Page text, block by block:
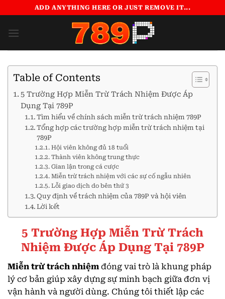
qua
nội
ADD ANYTHING HERE OR JUST REMOVE IT...
Table of Contents
5 Trường Hợp Miễn Trừ Trách Nhiệm Được Áp
Dụng Tại 789P
Tìm hiểu về chính sách miễn trừ trách nhiệm 789P
Tổng hợp các trường hợp miễn trừ trách nhiệm tại
789P
Hội viên không đủ 18 tuổi
Thành viên không trung thực
Gian lận trong cá cược
Miễn trừ trách nhiệm với các sự cố ngẫu nhiên
Lỗi giao dịch do bên thứ 3
Quy định về trách nhiệm của 789P và hội viên
Lời kết
5 Trường Hợp Miễn Trừ Trách
Nhiệm Được Áp Dụng Tại 789P
Miễn trừ trách nhiệm đóng vai trò là khung pháp
lý cơ bản giúp xây dựng sự minh bạch giữa đơn vị
vận hành và người dùng. Chúng tôi thiết lập các